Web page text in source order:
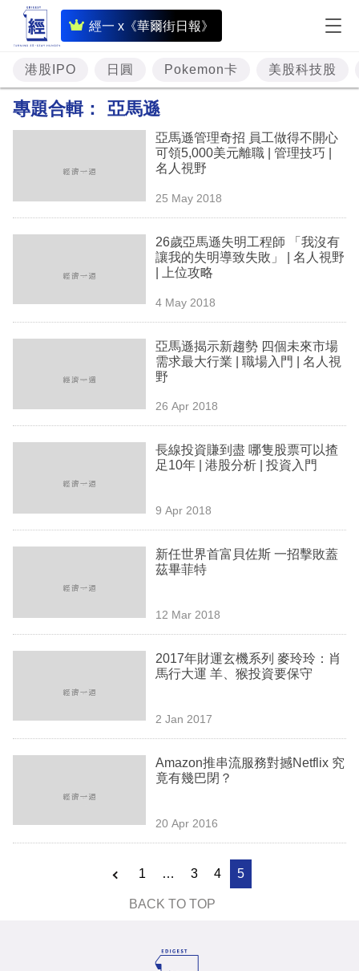
經一 x《華爾街日報》
即
時
財
經
資
樓
技
生
欄
區
港股IPO 日圓 Pokemon卡 美股科技股
專題合輯： 亞馬遜
亞馬遜管理奇招 員工做得不開心
可領5,000美元離職 | 管理技巧 |
名人視野
25 May 2018
26歲亞馬遜失明工程師 「我沒有
讓我的失明導致失敗」 | 名人視野
| 上位攻略
4 May 2018
亞馬遜揭示新趨勢 四個未來市場
需求最大行業 | 職場入門 | 名人視
野
26 Apr 2018
長線投資賺到盡 哪隻股票可以揸
足10年 | 港股分析 | 投資入門
9 Apr 2018
新任世界首富貝佐斯 一招擊敗蓋
茲畢菲特
12 Mar 2018
2017年財運玄機系列 麥玲玲：肖
馬行大運 羊、猴投資要保守
2 Jan 2017
Amazon推串流服務對撼Netflix 究
竟有幾巴閉？
20 Apr 2016
1 … 3 4 5
BACK TO TOP